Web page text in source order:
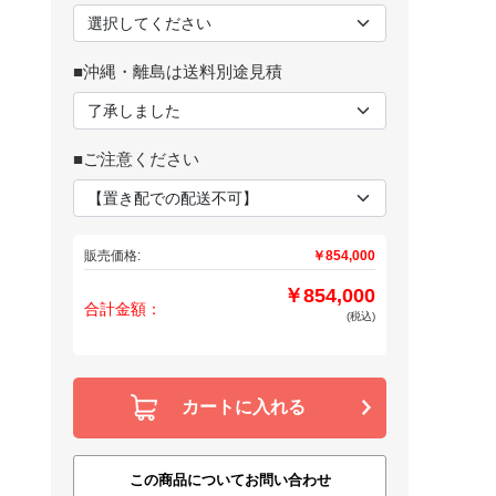
■沖縄・離島は送料別途見積
■ご注意ください
販売価格: ￥854,000
合計金額：
￥854,000
(税込)
カートに入れる
この商品についてお問い合わせ